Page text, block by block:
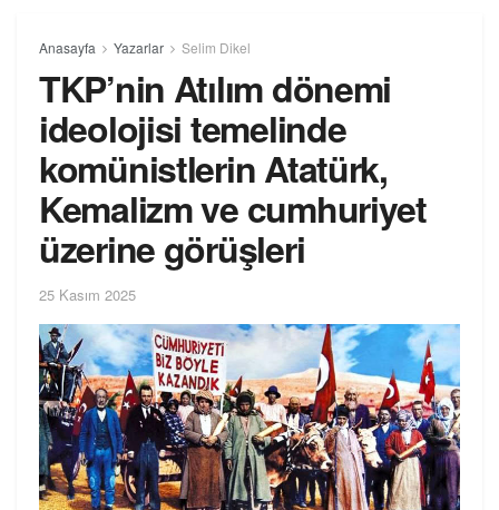
Anasayfa Yazarlar Selim Dikel
TKP’nin Atılım dönemi
ideolojisi temelinde
komünistlerin Atatürk,
Kemalizm ve cumhuriyet
üzerine görüşleri
25 Kasım 2025